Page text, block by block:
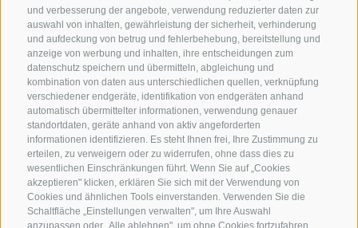
und verbesserung der angebote, verwendung reduzierter daten zur
auswahl von inhalten, gewährleistung der sicherheit, verhinderung
und aufdeckung von betrug und fehlerbehebung, bereitstellung und
anzeige von werbung und inhalten, ihre entscheidungen zum
datenschutz speichern und übermitteln, abgleichung und
kombination von daten aus unterschiedlichen quellen, verknüpfung
verschiedener endgeräte, identifikation von endgeräten anhand
automatisch übermittelter informationen, verwendung genauer
standortdaten, geräte anhand von aktiv angeforderten
informationen identifizieren. Es steht Ihnen frei, Ihre Zustimmung zu
erteilen, zu verweigern oder zu widerrufen, ohne dass dies zu
wesentlichen Einschränkungen führt. Wenn Sie auf „Cookies
akzeptieren" klicken, erklären Sie sich mit der Verwendung von
Cookies und ähnlichen Tools einverstanden. Verwenden Sie die
Schaltfläche „Einstellungen verwalten", um Ihre Auswahl
anzupassen oder „Alle ablehnen", um ohne Cookies fortzufahren,
im hinteren Pflerschtal, eingebettet in eine
ertragreiche alpine Welt. Am Botenhof wird nach
biologischen Richtlinien angebaut und zu
hochwertigen Tee- und Gewürzmischungen
verarbeitet. Der Hofladen ist mittwochs und
freitags von 16 bis 18 Uhr geöffnet und von Juni
bis September finden wöchentlich
Wildkräuterwanderungen statt.